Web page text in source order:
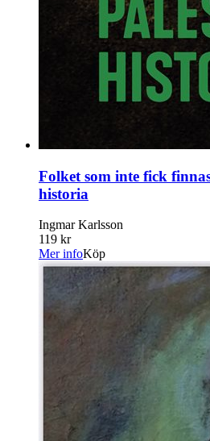
Folket som inte fick
historia
Ingmar Karlsson
119 kr
Mer infoKöp